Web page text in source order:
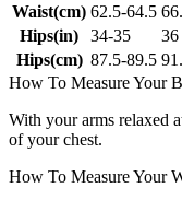
Waist(cm) 62.5-64.5
Hips(in)
34-35 36
Hips(cm) 87.5-89.5
How To Measure Your
With your arms relaxed
of your chest.
How To Measure Your